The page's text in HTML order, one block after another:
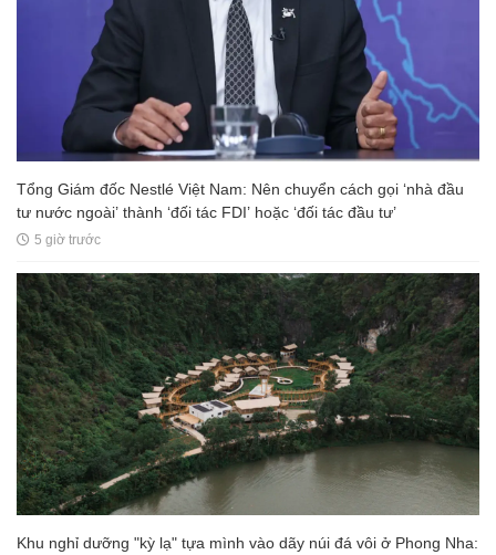
Tổng Giám đốc Nestlé Việt Nam: Nên chuyển cách gọi ‘nhà đầu
tư nước ngoài’ thành ‘đối tác FDI’ hoặc ‘đối tác đầu tư’
5 giờ trước
Khu nghỉ dưỡng "kỳ lạ" tựa mình vào dãy núi đá vôi ở Phong Nha: